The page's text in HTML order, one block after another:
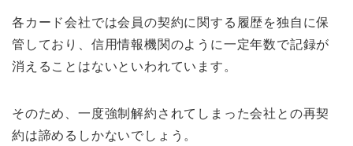
各カード会社では会員の契約に関する履歴を独自に保
管しており、信用情報機関のように一定年数で記録が
消えることはないといわれています。
そのため、一度強制解約されてしまった会社との再契
約は諦めるしかないでしょう。